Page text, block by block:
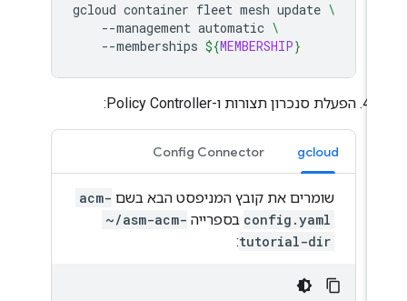
gcloud container fleet mesh update
--management automatic
--memberships ${MEMBERSHIP
הפעלת סנכרון תצורות ו-Policy Controller:
gcloud
Config Connector
שומרים את קובץ המניפסט הבא בשםacm-
config.yamlבספרייה~/asm-acm-
tutorial-dir
: